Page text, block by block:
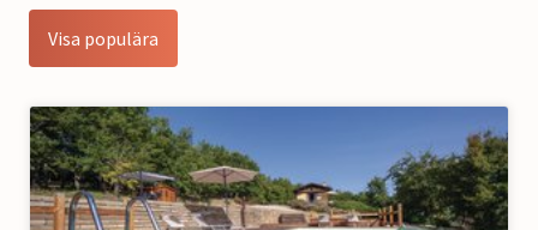
Visa populära